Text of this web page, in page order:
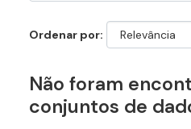
Ordenar por
Não foram
conjuntos de